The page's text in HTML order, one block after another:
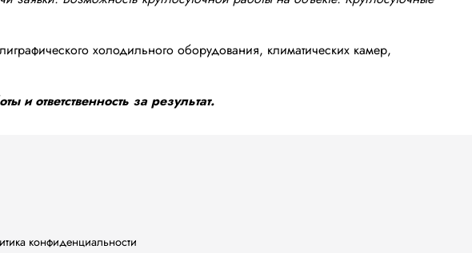
холодильного оборудования, климатических камер,
и ответственность за результат.
конфиденциальности